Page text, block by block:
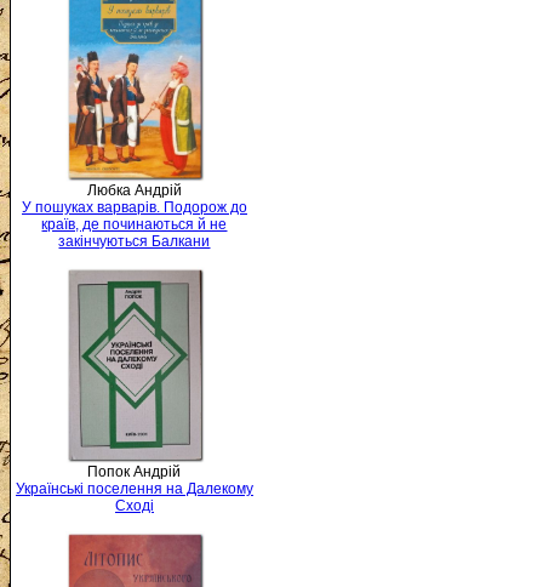
Любка Андрій
У пошуках варварів. Подорож до
країв, де починаються й не
закінчуються Балкани
Попок Андрій
Українські поселення на Далекому
Сході